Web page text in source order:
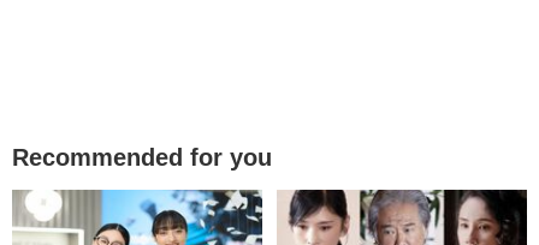
Recommended for you